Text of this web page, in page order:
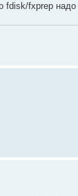
fdisk/fxprep надо